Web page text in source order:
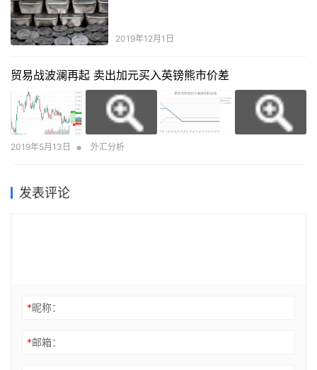
2019年12月1日
贸易战波澜再起 卖出加元买入英镑熊市价差
2019年5月13日 • 外汇分析
发表评论
*昵称：
*邮箱：